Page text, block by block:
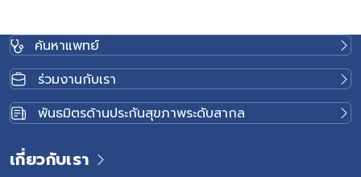
ค้นหาแพทย์
ร่วมงานกับเรา
พันธมิตรด้านประกันสุขภาพระดับสากล
เกี่ยวกับเรา